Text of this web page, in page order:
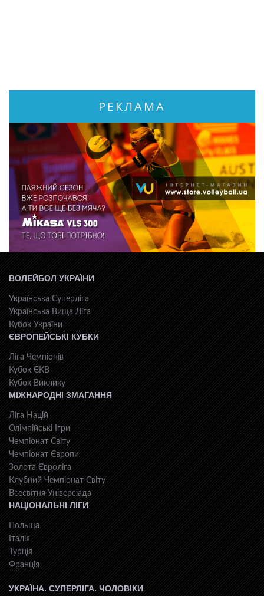
РЕКЛАМА
ВОЛЕЙБОЛ УКРАЇНИ
Українська Суперліга
Українська Вища Ліга
Кубок України
ЄВРОПЕЙСЬКІ КУБКИ
Ліга Чемпіонів
Кубок ЄКВ
Кубок Виклику
МІЖНАРОДНІ ЗМАГАННЯ
Ліга Націй
Олімпійські Ігри
Чемпіонат Світу
Чемпіонат Європи
Золота Євроліга
Клубний Чемпіонат Світу
Всесвiтня Унiверсiaда
НАЦІОНАЛЬНІ ЛІГИ
Польща
Італія
Турція
Франція
УКРАЇНА. СУПЕРЛІГА. ЧОЛОВІКИ